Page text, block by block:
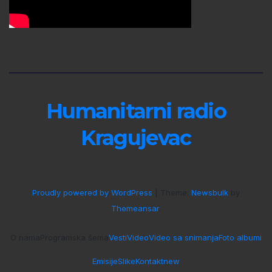
Humanitarni radio
Kragujevac
Proudly powered by WordPress Newsbulk
Themeansar.
VestiVideoVideo sa snimanjaFoto albumi
EmisijeSlikeKontaktnew